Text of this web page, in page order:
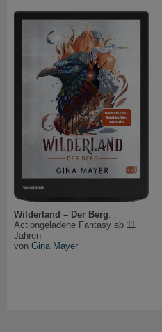
Wilderland – Der Berg. .
Actiongeladene Fantasy ab 11
Jahren
von Gina Mayer